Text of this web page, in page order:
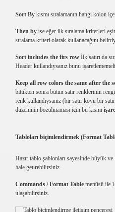
Sort By kısmı sıralamanın hangi kolon
Then by ise eğer ilk sıralama kriterleri
sıralama kriteri olarak kullanacağını
Sort includes the firs row İlk satırı da
Header kullandıysanız bunu
Keep all row colors the same after the
bittikten sonra bütün satır renklerinin
renk kullandıysanız (bir satır koyu bir
düzeninin bozulmaması için bu kısmı
Tabloları biçimlendirmek (Format
Hazır tablo şablonları sayesinde büyük ve
hale getirebilirsiniz.
Commands / Format Table menüsü ile
ulaşabilirsiniz.